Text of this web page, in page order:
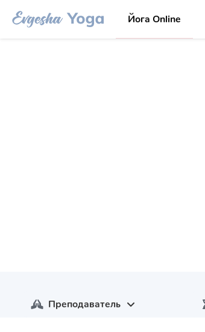
Йога Online
Преподаватель